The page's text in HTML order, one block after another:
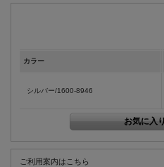
カラー
シルバー/1600-8946
ご利用案内はこちら